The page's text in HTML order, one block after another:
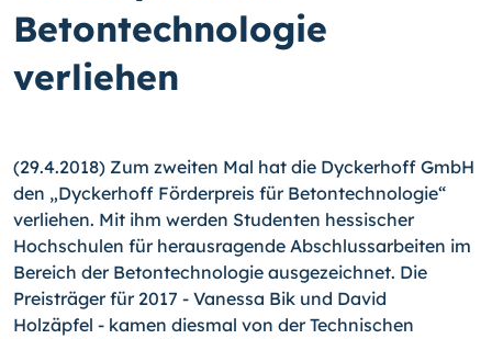
Betontechnologie
verliehen
(29.4.2018) Zum zweiten Mal hat die Dyckerhoff GmbH
den „Dyckerhoff Förderpreis für Betontechnologie“
verliehen. Mit ihm werden Studenten hessischer
Hochschulen für herausragende Abschlussarbeiten im
Bereich der Betontechnologie ausgezeichnet. Die
Preisträger für 2017 - Vanessa Bik und David
Holzäpfel - kamen diesmal von der Technischen